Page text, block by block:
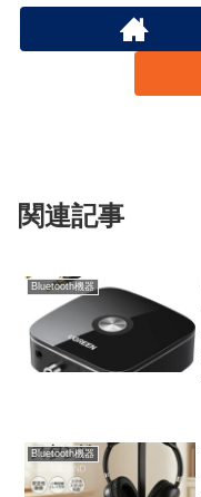
関連記事
Bluetooth機器
Bluetooth機器